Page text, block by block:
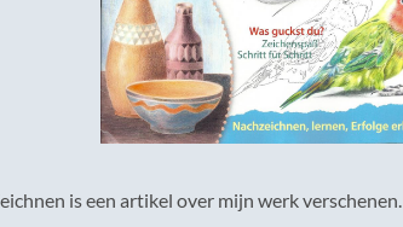
is een artikel over mijn werk verschenen.